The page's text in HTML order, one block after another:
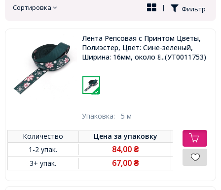
Сортировка Фильтр
|
Лента Репсовая с Принтом Цветы,
Полиэстер, Цвет: Сине-зеленый,
Ширина: 16мм, около 85м/катушка,
...(УТ0011753)
Упаковка: 5 м
Количество Цена заупаковку
1-2 упак.
84,00₴
3+ упак. 67,00₴